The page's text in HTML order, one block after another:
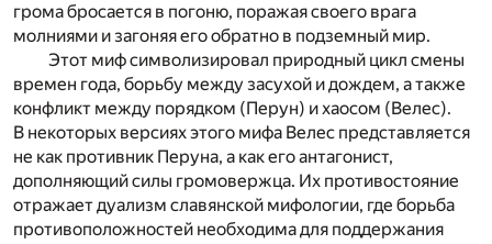
грома бросается в погоню, поражая своего врага
молниями и загоняя его обратно в подземный мир.
Этот миф символизировал природный цикл смены
времен года, борьбу между засухой и дождем, а также
конфликт между порядком (Перун) и хаосом (Велес).
В некоторых версиях этого мифа Велес представляется
не как противник Перуна, а как его антагонист,
дополняющий силы громовержца. Их противостояние
отражает дуализм славянской мифологии, где борьба
противоположностей необходима для поддержания